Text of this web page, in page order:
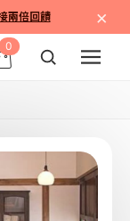
兩倍回饋 ×
0